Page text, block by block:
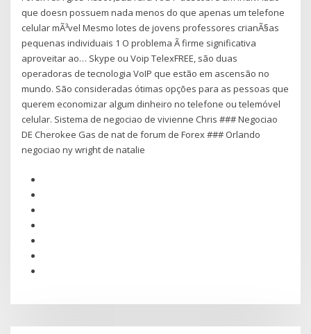
que doesn possuem nada menos do que apenas um telefone
celular mÃ³vel Mesmo lotes de jovens professores crianÃ§as
pequenas individuais 1 O problema Ã firme significativa
aproveitar ao… Skype ou Voip TelexFREE, são duas
operadoras de tecnologia VoIP que estão em ascensão no
mundo. São consideradas ótimas opções para as pessoas que
querem economizar algum dinheiro no telefone ou telemóvel
celular. Sistema de negociao de vivienne Chris ### Negociao
DE Cherokee Gas de nat de forum de Forex ### Orlando
negociao ny wright de natalie